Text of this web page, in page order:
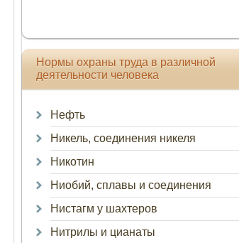
Нормы охраны труда в различной
деятельности человека
Нефть
Никель, соединения никеля
Никотин
Ниобий, сплавы и соединения
Нистагм у шахтеров
Нитрилы и цианаты